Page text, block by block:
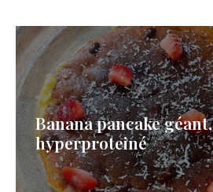
Banana pancake géant,
hyperproteiné